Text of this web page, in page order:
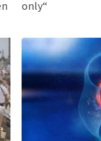
only“